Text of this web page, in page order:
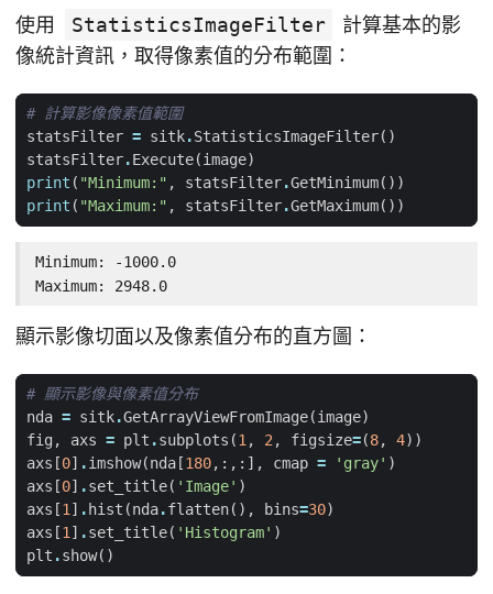
使用 StatisticsImageFilter
計算基本的影
像統計資訊，取得像素值的分布範圍：
# 計算影像像素值範圍
statsFilter = sitk.StatisticsImageFilter()
statsFilter.Execute(image)
print ( "Minimum:" , statsFilter.GetMinimum())
print ( "Maximum:" , statsFilter.GetMaximum())
Minimum: -1000.0
Maximum: 2948.0
顯示影像切面以及像素值分布的直方圖：
# 顯示影像與像素值分布
nda = sitk.GetArrayViewFromImage(image)
fig , axs = plt .subplots (1 , 2 , figsize=(8, 4))
axs [0] .imshow(nda [180,:,:], cmap = 'gray' )
axs [0] .set_title( 'Image' )
axs [1 ] . hist (nda.flatten(), bins=30)
axs [1 ] .set_title( 'Histogram' )
plt .show()